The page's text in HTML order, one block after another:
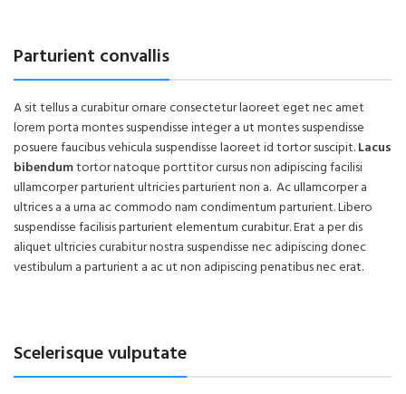
Parturient convallis
A sit tellus a curabitur ornare consectetur laoreet eget nec amet
lorem porta montes suspendisse integer a ut montes suspendisse
posuere faucibus vehicula suspendisse laoreet id tortor suscipit.Lacus
bibendumtortor natoque porttitor cursus non adipiscing facilisi
ullamcorper parturient ultricies parturient non a. Ac ullamcorper a
ultrices a a urna ac commodo nam condimentum parturient. Libero
suspendisse facilisis parturient elementum curabitur. Erat a per dis
aliquet ultricies curabitur nostra suspendisse nec adipiscing donec
vestibulum a parturient a ac ut non adipiscing penatibus nec erat.
Scelerisque vulputate